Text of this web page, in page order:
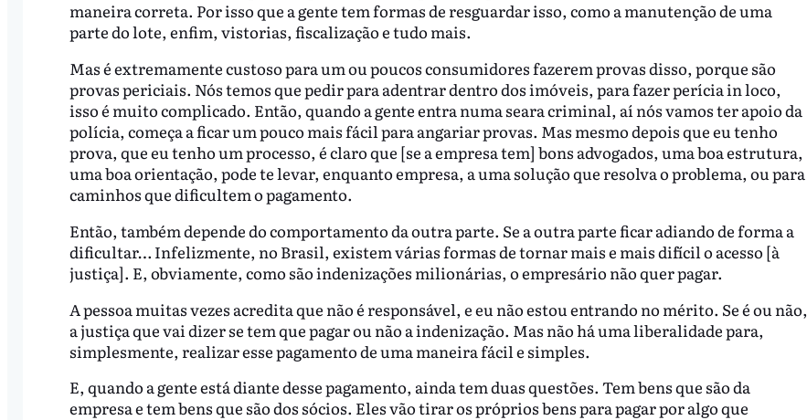
maneira correta. Por isso que a gente tem formas de resguardar isso, como a manutenção de uma
parte do lote, enfim, vistorias, fiscalização e tudo mais.
Mas é extremamente custoso para um ou poucos consumidores fazerem provas disso, porque são
provas periciais. Nós temos que pedir para adentrar dentro dos imóveis, para fazer perícia in loco,
isso é muito complicado. Então, quando a gente entra numa seara criminal, aí nós vamos ter apoio da
polícia, começa a ficar um pouco mais fácil para angariar provas. Mas mesmo depois que eu tenho
prova, que eu tenho um processo, é claro que [se a empresa tem] bons advogados, uma boa estrutura,
uma boa orientação, pode te levar, enquanto empresa, a uma solução que resolva o problema, ou para
caminhos que dificultem o pagamento.
Então, também depende do comportamento da outra parte. Se a outra parte ficar adiando de forma a
dificultar… Infelizmente, no Brasil, existem várias formas de tornar mais e mais difícil o acesso [à
justiça]. E, obviamente, como são indenizações milionárias, o empresário não quer pagar.
A pessoa muitas vezes acredita que não é responsável, e eu não estou entrando no mérito. Se é ou não,
a justiça que vai dizer se tem que pagar ou não a indenização. Mas não há uma liberalidade para,
simplesmente, realizar esse pagamento de uma maneira fácil e simples.
E, quando a gente está diante desse pagamento, ainda tem duas questões. Tem bens que são da
empresa e tem bens que são dos sócios. Eles vão tirar os próprios bens para pagar por algo que